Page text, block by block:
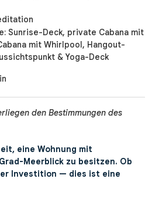
Sunrise-Deck, private Cabana mit
mit Whirlpool, Hangout-
& Yoga-Deck
den Bestimmungen des
eine Wohnung mit
Meerblick zu besitzen. Ob
Investition — dies ist eine